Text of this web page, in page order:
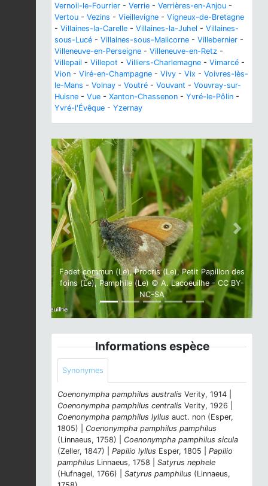
Vernoil-le-Fourrier - Verrie - Verrières-en-Anjou -
Vertou - Vezins - Vieillevigne - Vigneux-de-Bretagne
- Villaines-la-Carelle - Villaines-la-Juhel - Villaines-
sous-Lucé - Villaines-sous-Malicorne - Villebernier -
Villeneuve-en-Perseigne - Villeneuve-en-Retz -
Villepail - Villepot - Villiers-Charlemagne - Vimarcé -
Vion - Viré-en-Champagne - Vivy - Vix - Voivres-lès-
le-Mans - Volnay - Voutré - Vouvant - Vouvray-sur-
Huisne - Vue - Xanton-Chassenon - Yvré-le-Pôlin -
Yvré-l'Évêque - Yzernay
Fadet commun (Le), Procris (Le), Petit Papillon des
foins (Le), Pamphile (Le) © A. Lacoeuilhe - CC BY-
NC-SA
Previous Next
Informations espèce
Synonymes
Coenonympha pamphilus australis Verity, 1914 |
Coenonympha pamphilus centralis Verity, 1926 |
Coenonympha pamphilus lyllus auct. non (Esper,
1805) | Coenonympha pamphilus pamphilus
(Linnaeus, 1758) | Coenonympha pamphilus sicula
(Zeller, 1847) | Papilio lyllus Esper, 1805 | Papilio
pamphilus Linnaeus, 1758 | Satyrus nephele
(Hufnagel, 1766) | Satyrus pamphilus (Linnaeus,